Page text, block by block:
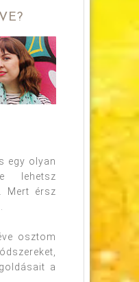
egy olyan
lehetsz
Mert érsz
osztom
a